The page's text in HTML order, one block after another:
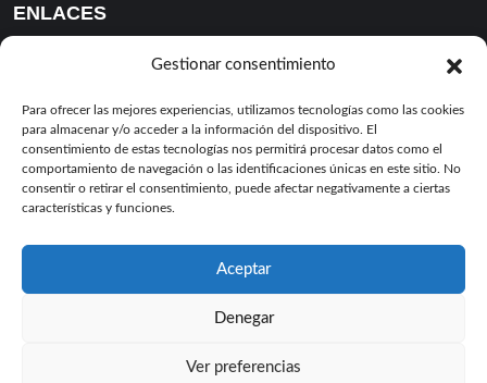
Gestionar consentimiento
Para ofrecer las mejores experiencias, utilizamos tecnologías como las cookies
para almacenar y/o acceder a la información del dispositivo. El
consentimiento de estas tecnologías nos permitirá procesar datos como el
comportamiento de navegación o las identificaciones únicas en este sitio. No
consentir o retirar el consentimiento, puede afectar negativamente a ciertas
características y funciones.
Aceptar
Denegar
Ver preferencias
ENLACES
Coches
Eventos
Blog